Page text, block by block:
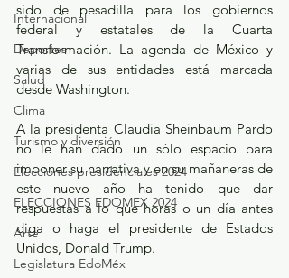
Internacional
Deportes
Salud
Clima
Turismo y diversión
Elecciones presidenciales 2024
ELECCIONES EDOMEX 2024
Arte
Legislatura EdoMéx
sido de pesadilla para los gobiernos
federal y estatales de la Cuarta
Transformación. La agenda de México y
varias de sus entidades está marcada
desde Washington.
A la presidenta Claudia Sheinbaum Pardo
no le han dado un sólo espacio para
imponer su narrativa y en su mañaneras de
este nuevo año ha tenido que dar
respuestas a lo que horas o un día antes
diga o haga el presidente de Estados
Unidos, Donald Trump.